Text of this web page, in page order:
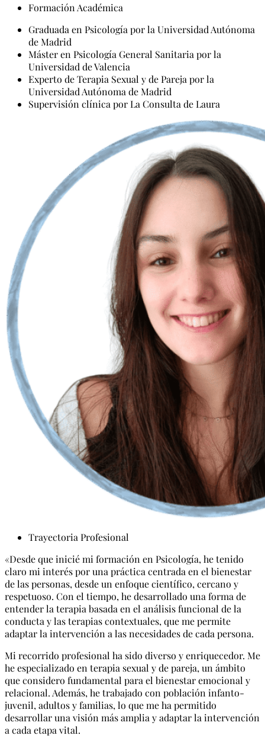
Formación Académica
Graduada en Psicología por la Universidad Autónoma
de Madrid
Máster en Psicología General Sanitaria por la
Universidad de Valencia
Experto de Terapia Sexual y de Pareja por la
Universidad Autónoma de Madrid
Supervisión clínica por La Consulta de Laura
Trayectoria Profesional
«Desde que inicié mi formación en Psicología, he tenido
claro mi interés por una práctica centrada en el bienestar
de las personas, desde un enfoque científico, cercano y
respetuoso. Con el tiempo, he desarrollado una forma de
entender la terapia basada en el análisis funcional de la
conducta y las terapias contextuales, que me permite
adaptar la intervención a las necesidades de cada persona.
Mi recorrido profesional ha sido diverso y enriquecedor. Me
he especializado en terapia sexual y de pareja, un ámbito
que considero fundamental para el bienestar emocional y
relacional. Además, he trabajado con población infanto-
juvenil, adultos y familias, lo que me ha permitido
desarrollar una visión más amplia y adaptar la intervención
a cada etapa vital.